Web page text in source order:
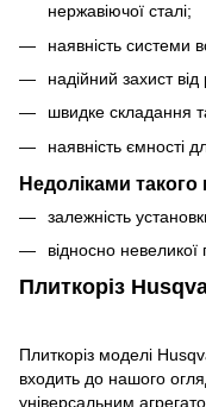
нержавіючої сталі;
наявність системи
надійний захист
швидке складання
наявність ємності
Недоліками
залежність
відносно невеликої
Плиткоріз
Плиткоріз моделі
входить до нашого
універсальним